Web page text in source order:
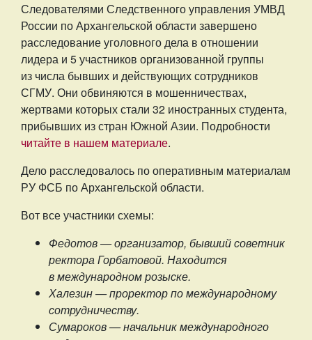
Следователями Следственного управления УМВД
России по Архангельской области завершено
расследование уголовного дела в отношении
лидера и 5 участников организованной группы
из числа бывших и действующих сотрудников
СГМУ. Они обвиняются в мошенничествах,
жертвами которых стали 32 иностранных студента,
прибывших из стран Южной Азии. Подробности
читайте в нашем материале.
Дело расследовалось по оперативным материалам
РУ ФСБ по Архангельской области.
Вот все участники схемы:
Федотов — организатор, бывший советник
ректора Горбатовой. Находится
в международном розыске.
Халезин — проректор по международному
сотрудничеству.
Сумароков — начальник международного